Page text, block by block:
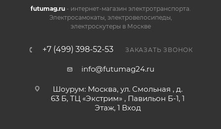
futumag.ru- интернет-магазин электротранспорта.
Электросамокаты, электровелосипеды,
электроскутеры в Москве
+7 (499) 398-52-53 ЗАКАЗАТЬ ЗВОНОК
info@futumag24.ru
Шоурум: Москва, ул. Смольная , д.
63 Б, ТЦ «Экстрим» , Павильон Б-1, 1
Этаж, 1 Вход